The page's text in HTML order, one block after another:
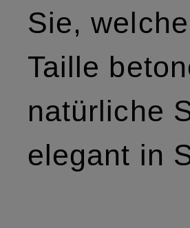
Sie,
Taille
natürliche
elegant in